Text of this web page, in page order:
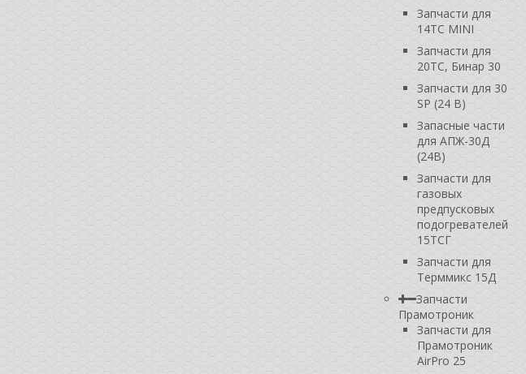
Запчасти для
14ТС MINI
Запчасти для
20ТС, Бинар 30
Запчасти для 30
SP (24 В)
Запасные части
для АПЖ-30Д
(24В)
Запчасти для
газовых
предпусковых
подогревателей
15ТСГ
Запчасти для
Терммикс 15Д
Запчасти
Прамотроник
Запчасти для
Прамотроник
AirPro 25